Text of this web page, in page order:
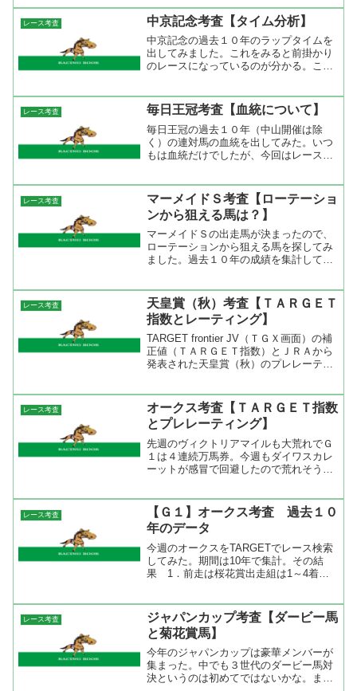
ニンファが１勝２着１回と実に４頭が出
走するたびに連対している。...
レース考査 中京記念考査【タイム分析】
中京記念の過去１０年のラップタイムを
出してみました。これをみると前掛かり
のレースになっているのが分かる。ここ
のペースでも先行馬が押し切ってしまう
のが今の中京コース。開幕...
レース考査 毎日王冠考査【血統について】
毎日王冠の過去１０年（中山開催は除
く）の連対馬の血統を出してみた。いつ
もは血統だけでしたが、今回はレースの
た。 これを見るとNasrullah系が連対し
ている年はレースＰＣ...
レース考査
マーメイドＳ考査【ローテーショ
ンから狙える馬は？】
マーメイドＳの出走馬が決まったので、
ローテーションから狙える馬を探してみ
ました。過去１０年の成績を集計してみ
出来たのは４頭だけ。昨年のトーホウシ
ャインは1000万条件か...
レース考査
天皇賞（秋）考査【ＴＡＲＧＥＴ
指数とレーティング】
TARGET frontier JV（ＴＧＸ画面）の補
正値（ＴＡＲＧＥＴ指数）とＪＲＡから
発表された天皇賞（秋）のプレレーティ
るＴＡＲＧＥＴ指数と同様にレースごと
に補正...
レース考査
オークス考査【ＴＡＲＧＥＴ指数
とプレレーティング】
先週のヴィクトリアマイルも大荒れでＧ
１は４連続万馬券。今週もダイワスカレ
ーットが感冒で回避したので荒れそうな
成績がいい。しかし、オークスのデータ
で言えば桜花賞組の成績が...
レース考査
【Ｇ１】オークス考査 過去１０
年のデータ
今週のオークスをTARGETでレース検索
してみた。期間は10年で集計。その結
果 1．前走は桜花賞出走組は1～4着馬
着のみ。 2．血統では父サンデーサイ
レンス系Ｘ母父...
レース考査
ジャパンカップ考査【ダービー馬
と菊花賞馬】
今年のジャパンカップは豪華メンバーが
集まった。中でも３世代のダービー馬対
決というのは初めてではないかな。ま